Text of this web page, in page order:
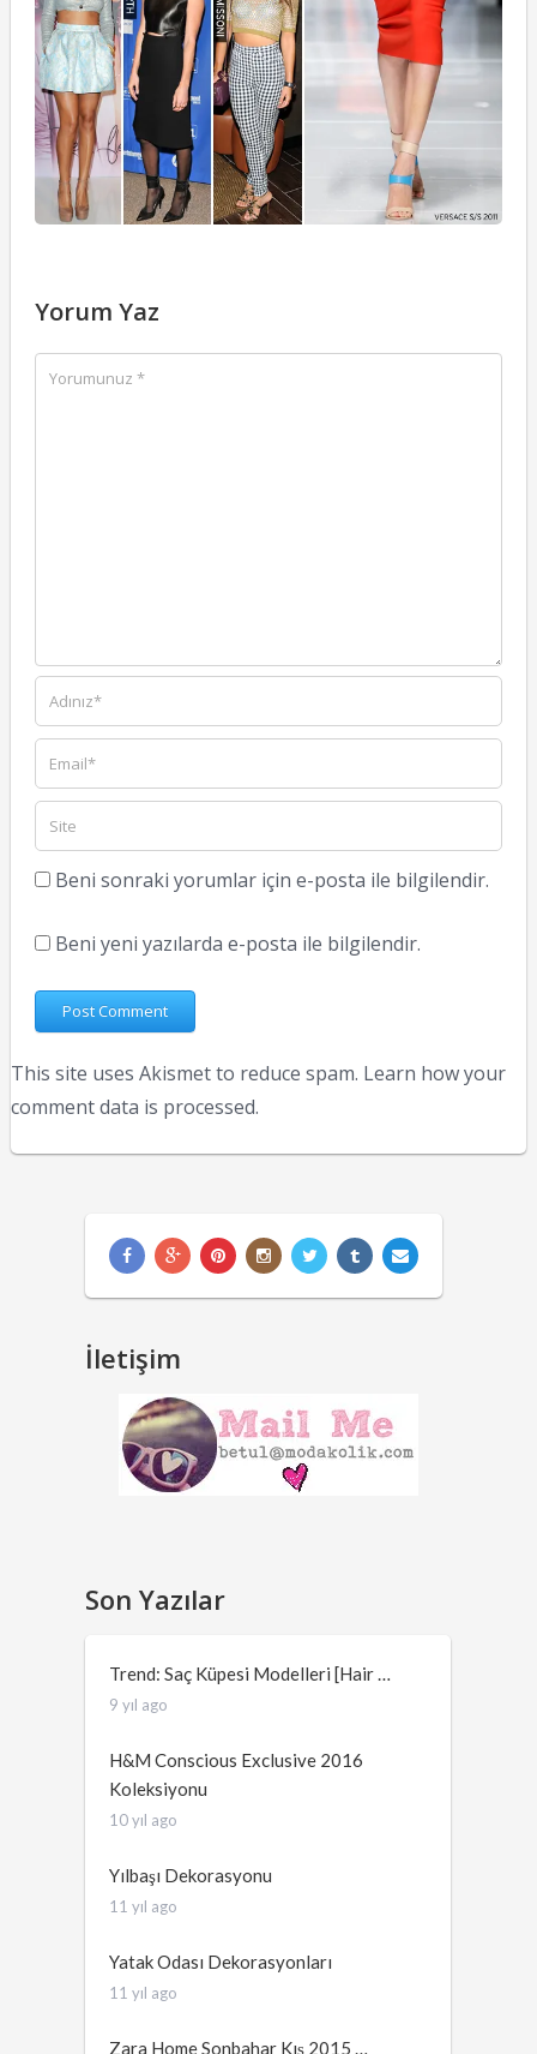
Yorum Yaz
Beni sonraki yorumlar için e-posta ile bilgilendir.
Beni yeni yazılarda e-posta ile bilgilendir.
This site uses Akismet to reduce spam. Learn how your
comment data is processed.
İletişim
Son Yazılar
Trend: Saç Küpesi Modelleri [Hair …
9 yıl ago
H&M Conscious Exclusive 2016
Koleksiyonu
10 yıl ago
Yılbaşı Dekorasyonu
11 yıl ago
Yatak Odası Dekorasyonları
11 yıl ago
Zara Home Sonbahar Kış 2015 …